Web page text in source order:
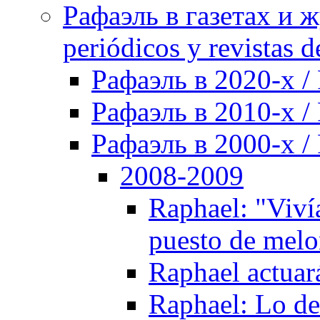
Рафаэль в газетах и
periódicos y revistas
Рафаэль в 2020-х /
Рафаэль в 2010-х /
Рафаэль в 2000-х /
2008-2009
Raphael:
puesto de
Raphael
Raphael: Lo